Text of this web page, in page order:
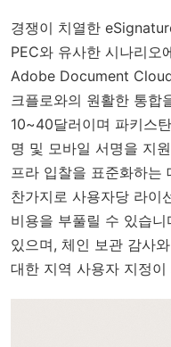
경쟁이 치열한
PEC와 유사한 시나리오
Adobe Document
크플로와의 원활한 통합
10~40달러이며 파키스
명 및 모바일 서명을 지
프라 입찰을 표준화하
찬가지로 사용자당 라이
비용을 부풀릴 수 있습
있으며, 체인 보관 감사
대한 지역 사용자 지정이